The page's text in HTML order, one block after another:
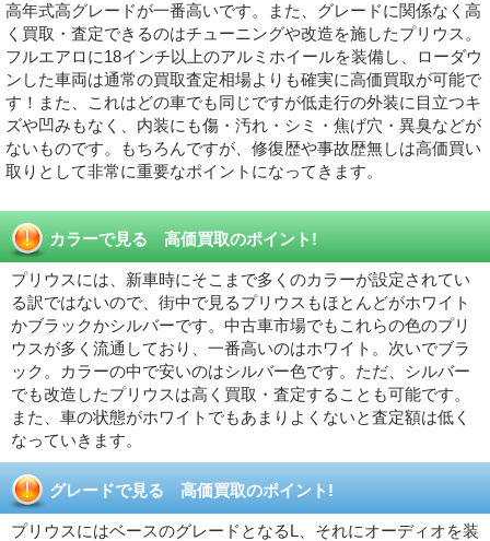
高年式高グレードが一番高いです。また、グレードに関係なく高
く買取・査定できるのはチューニングや改造を施したプリウス。
フルエアロに18インチ以上のアルミホイールを装備し、ローダウ
ンした車両は通常の買取査定相場よりも確実に高価買取が可能で
す！また、これはどの車でも同じですが低走行の外装に目立つキ
ズや凹みもなく、内装にも傷・汚れ・シミ・焦げ穴・異臭などが
ないものです。もちろんですが、修復歴や事故歴無しは高価買い
取りとして非常に重要なポイントになってきます。
カラーで見る 高価買取のポイント!
プリウスには、新車時にそこまで多くのカラーが設定されてい
る訳ではないので、街中で見るプリウスもほとんどがホワイト
かブラックかシルバーです。中古車市場でもこれらの色のプリ
ウスが多く流通しており、一番高いのはホワイト。次いでブラ
ック。カラーの中で安いのはシルバー色です。ただ、シルバー
でも改造したプリウスは高く買取・査定することも可能です。
また、車の状態がホワイトでもあまりよくないと査定額は低く
なっていきます。
グレードで見る 高価買取のポイント!
プリウスにはベースのグレードとなるL、それにオーディオを装